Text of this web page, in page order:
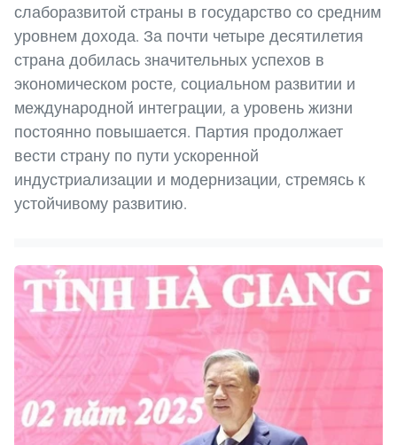
слаборазвитой страны в государство со средним
уровнем дохода. За почти четыре десятилетия
страна добилась значительных успехов в
экономическом росте, социальном развитии и
международной интеграции, а уровень жизни
постоянно повышается. Партия продолжает
вести страну по пути ускоренной
индустриализации и модернизации, стремясь к
устойчивому развитию.